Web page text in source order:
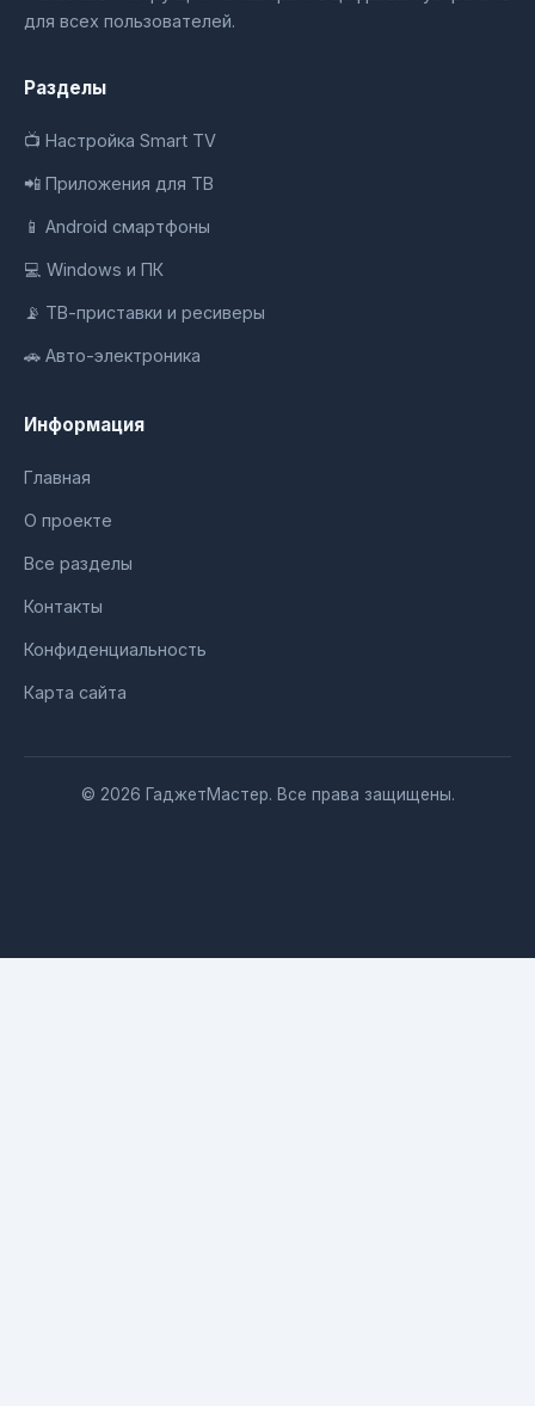
для всех пользователей.
Разделы
📺 Настройка Smart TV
📲 Приложения для ТВ
📱 Android смартфоны
💻 Windows и ПК
📡 ТВ-приставки и ресиверы
🚗 Авто-электроника
Информация
Главная
О проекте
Все разделы
Контакты
Конфиденциальность
Карта сайта
© 2026 ГаджетМастер. Все права защищены.